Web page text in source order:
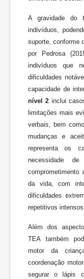
A gravidade do
indivíduos,
suporte, conforme
por Pedrosa
indivíduos que
dificuldades
capacidade de
nível 2 inclui
limitações mais
verbais, bem
mudanças e
representa os
necessidade
comprometimento
da vida, com
dificuldades
repetitivos
Além dos
TEA também
motor da
coordenação
segurar o lápis